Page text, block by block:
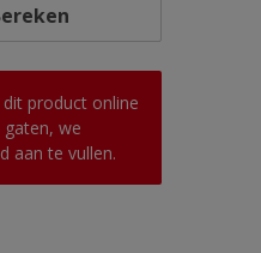
product online
we
aan te vullen.